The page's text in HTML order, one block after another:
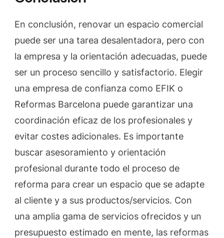
En conclusión, renovar un espacio comercial
puede ser una tarea desalentadora, pero con
la empresa y la orientación adecuadas, puede
ser un proceso sencillo y satisfactorio. Elegir
una empresa de confianza como EFIK o
Reformas Barcelona puede garantizar una
coordinación eficaz de los profesionales y
evitar costes adicionales. Es importante
buscar asesoramiento y orientación
profesional durante todo el proceso de
reforma para crear un espacio que se adapte
al cliente y a sus productos/servicios. Con
una amplia gama de servicios ofrecidos y un
presupuesto estimado en mente, las reformas